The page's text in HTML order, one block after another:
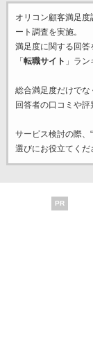
オリコン顧客満足
ート調査を実施。
満足度に関する回答
「 転職サイト 」ラ
総合満足度だけでな
回答者の口コミや評
サービス検討の際、
選びにお役立てくだ
PR